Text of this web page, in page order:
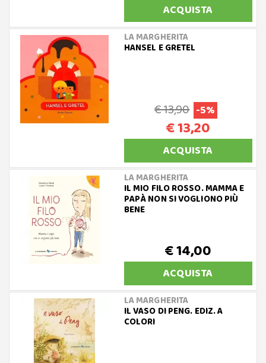
ACQUISTA
LA MARGHERITA
HANSEL E GRETEL
€ 13,90 -5%
€ 13,20
ACQUISTA
LA MARGHERITA
IL MIO FILO ROSSO. MAMMA E
PAPÀ NON SI VOGLIONO PIÙ
BENE
€ 14,00
ACQUISTA
LA MARGHERITA
IL VASO DI PENG. EDIZ. A
COLORI